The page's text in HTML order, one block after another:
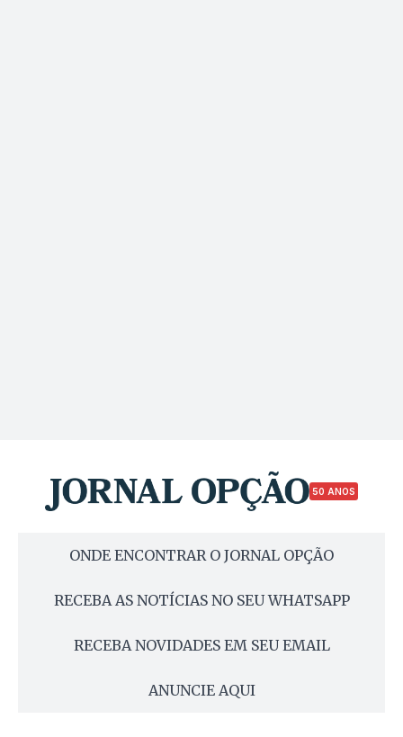
50 ANOS
ONDE ENCONTRAR O JORNAL OPÇÃO
RECEBA AS NOTÍCIAS NO SEU WHATSAPP
RECEBA NOVIDADES EM SEU EMAIL
ANUNCIE AQUI